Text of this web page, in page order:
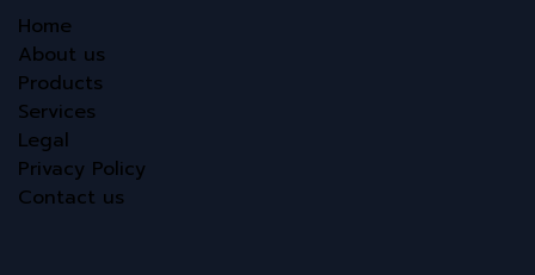
Home
About us
Products
Services
Legal
Privacy Policy
Contact us